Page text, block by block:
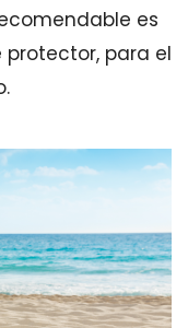
es
para el